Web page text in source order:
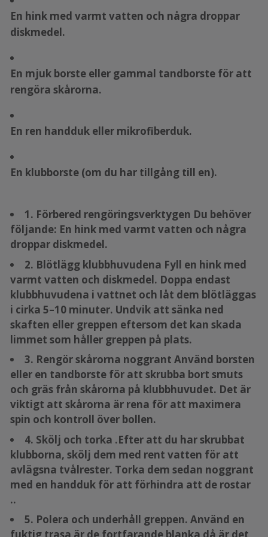
En hink med varmt vatten och några droppar
diskmedel.
En mjuk borste eller gammal tandborste för att
rengöra skårorna.
En ren handduk eller mikrofiberduk.
En klubborste (om du har tillgång till en).
1. Förbered rengöringsverktygen Du behöver
följande: En hink med varmt vatten och några
droppar diskmedel.
2. Blötlägg klubbhuvudena Fyll en hink med
varmt vatten och diskmedel. Doppa endast
klubbhuvudena i vattnet och låt dem blötläggas
i cirka 5–10 minuter. Undvik att sänka ned
skaften eller greppen eftersom det kan skada
limmet som håller greppen på plats.
3. Rengör skårorna noggrant Använd borsten
eller en tandborste för att skrubba bort smuts
och gräs från skårorna på klubbhuvudet. Det är
viktigt att skårorna är rena för att maximera
spin och kontroll över bollen.
4. Skölj och torka .Efter att du har skrubbat
klubborna, skölj dem med rent vatten för att
avlägsna tvålrester. Torka dem sedan noggrant
med en handduk för att förhindra att de rostar
..
5. Polera och underhåll greppen. Använd en